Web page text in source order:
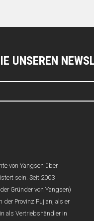
UNSEREN
von Yangsen über
sein. Seit 2003
Gründer von Yangsen)
der Provinz Fujian, als er
als Vertriebshändler in